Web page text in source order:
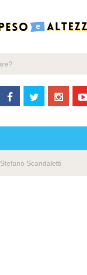
Stefano Scandaletti